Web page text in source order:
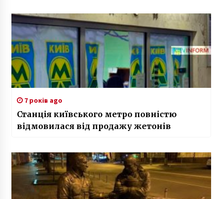
7 років ago
Станція київського метро повністю
відмовилася від продажу жетонів